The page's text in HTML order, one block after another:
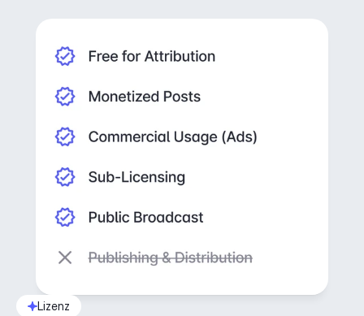
Lizenz